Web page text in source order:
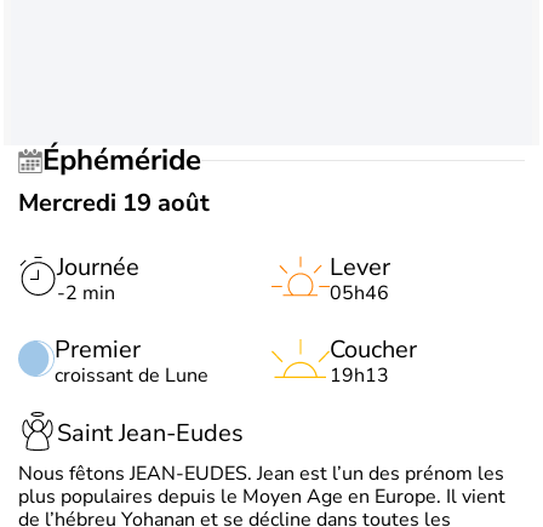
Éphéméride
Mercredi 19 août
Journée
-2 min
Premier
croissant de Lune
Lever
05h46
Coucher
19h13
Saint Jean-Eudes
Nous fêtons JEAN-EUDES. Jean est l’un des prénom les
plus populaires depuis le Moyen Age en Europe. Il vient
de l’hébreu Yohanan et se décline dans toutes les